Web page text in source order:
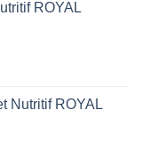
ROYAL
Nutritif ROYAL